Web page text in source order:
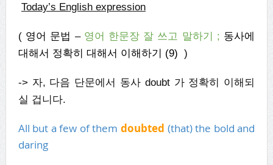
Today’s English expression
( 영어 문법 – 영어 한문장 잘 쓰고 말하기 ; 동사에
대해서 정확히 대해서 이해하기 (9) )
-> 자, 다음 단문에서 동사 doubt 가 정확히 이해되
실 겁니다.
All but a few of them doubted (that) the bold and
daring